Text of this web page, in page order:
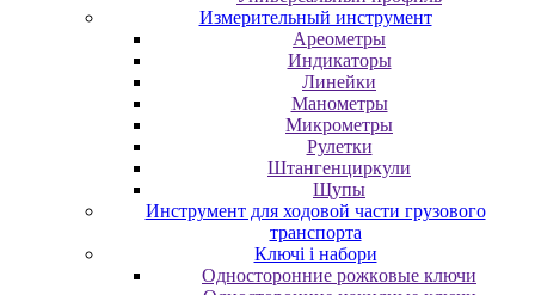
Измерительный инструмент
Ареометры
Индикаторы
Линейки
Манометры
Микрометры
Рулетки
Штангенциркули
Щупы
Инструмент для ходовой части грузового
транспорта
Ключі і набори
Oднocтopoнниe poжкoвыe ключи